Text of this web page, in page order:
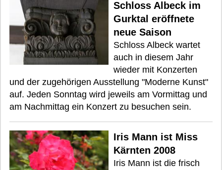
Schloss Albeck im
Gurktal eröffnete
neue Saison
Schloss Albeck wartet
auch in diesem Jahr
wieder mit Konzerten
und der zugehörigen Ausstellung "Moderne Kunst"
auf. Jeden Sonntag wird jeweils am Vormittag und
am Nachmittag ein Konzert zu besuchen sein.
Iris Mann ist Miss
Kärnten 2008
Iris Mann ist die frisch